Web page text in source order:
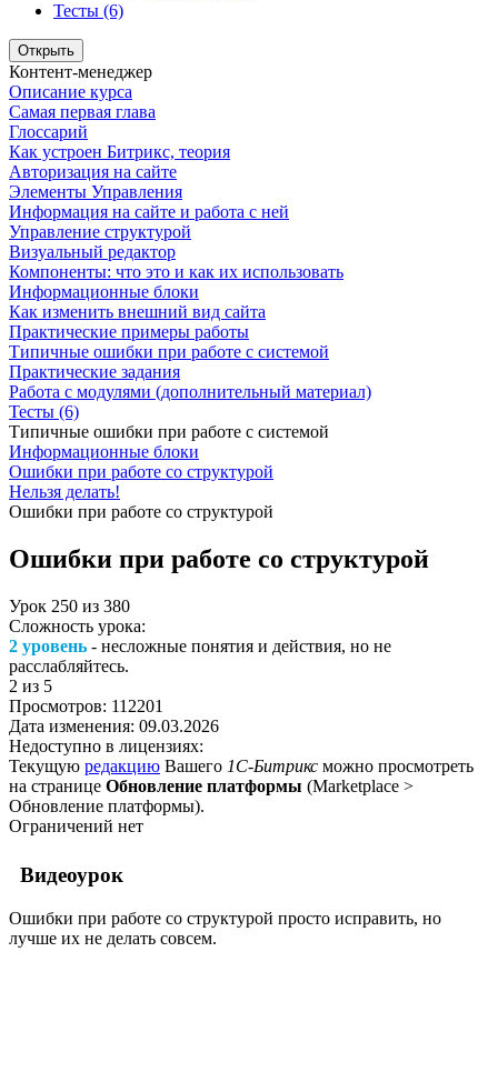
Тесты (6)
Открыть
Контент-менеджер
Описание курса
Самая первая глава
Глоссарий
Как устроен Битрикс, теория
Авторизация на сайте
Элементы Управления
Информация на сайте и работа с ней
Управление структурой
Визуальный редактор
Компоненты: что это и как их использовать
Информационные блоки
Как изменить внешний вид сайта
Практические примеры работы
Типичные ошибки при работе с системой
Практические задания
Работа с модулями (дополнительный материал)
Тесты (6)
Типичные ошибки при работе с системой
Информационные блоки
Ошибки при работе со структурой
Нельзя делать!
Ошибки при работе со структурой
Ошибки при работе со структурой
Урок 250 из 380
Сложность урока:
2 уровень - несложные понятия и действия, но не
расслабляйтесь.
2 из 5
Просмотров: 112201
Дата изменения: 09.03.2026
Недоступно в лицензиях:
Текущую редакцию Вашего 1С-Битрикс можно просмотреть
на странице Обновление платформы (Marketplace >
Обновление платформы).
Ограничений нет
Видеоурок
Ошибки при работе со структурой просто исправить, но
лучше их не делать совсем.